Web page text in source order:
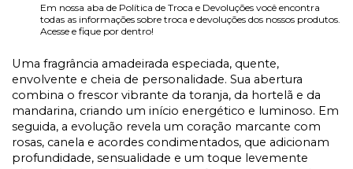
Em nossa aba de Política de Troca e Devoluções você encontra
todas as informações sobre troca e devoluções dos nossos produtos.
Acesse e fique por dentro!
Uma fragrância amadeirada especiada, quente,
envolvente e cheia de personalidade. Sua abertura
combina o frescor vibrante da toranja, da hortelã e da
mandarina, criando um início energético e luminoso. Em
seguida, a evolução revela um coração marcante com
rosas, canela e acordes condimentados, que adicionam
profundidade, sensualidade e um toque levemente